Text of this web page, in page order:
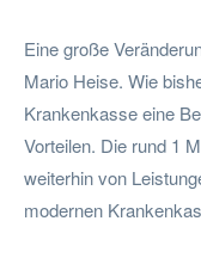
Eine große
Mario Heise. Wie
Krankenkasse eine
Vorteilen. Die rund 1
weiterhin von
modernen